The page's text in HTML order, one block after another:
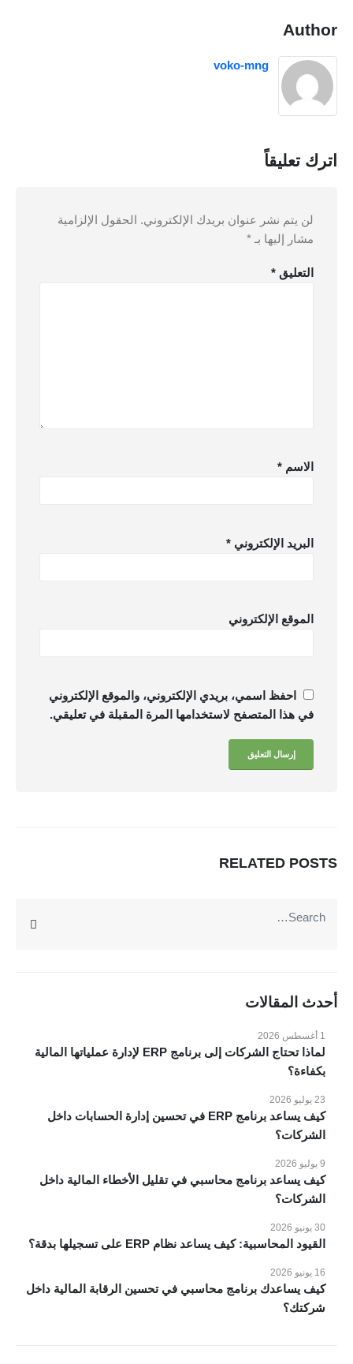
Author
voko-mng
اترك تعليقاً
لن يتم نشر عنوان بريدك الإلكتروني. الحقول الإلزامية
مشار إليها بـ *
التعليق *
الاسم *
البريد الإلكتروني *
الموقع الإلكتروني
احفظ اسمي، بريدي الإلكتروني، والموقع الإلكتروني
في هذا المتصفح لاستخدامها المرة المقبلة في تعليقي.
RELATED POSTS
أحدث المقالات
لماذا تحتاج الشركات إلى برنامج ERP لإدارة عملياتها المالية
بكفاءة؟
1 أغسطس 2026
كيف يساعد برنامج ERP في تحسين إدارة الحسابات داخل
الشركات؟
23 يوليو 2026
كيف يساعد برنامج محاسبي في تقليل الأخطاء المالية داخل
الشركات؟
9 يوليو 2026
القيود المحاسبية: كيف يساعد نظام ERP على تسجيلها بدقة؟
30 يونيو 2026
كيف يساعدك برنامج محاسبي في تحسين الرقابة المالية داخل
شركتك؟
16 يونيو 2026
متعدد اللغات , الربط مع الرسائل والبريد الإليكتروني...
المميزات
المدونة
عملائنا
اتصل بنا
انظمة voko erp
شركات المقاولات والإنشاءات
شركات الاستثمار العقاري
شركات التجارة والتوزيع
الصناعات الصغيرة
منظومة الفاتورة الإلكترونية